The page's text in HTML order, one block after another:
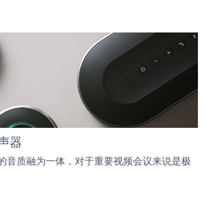
器
音质融为一体，对于重要视频会议来说是极